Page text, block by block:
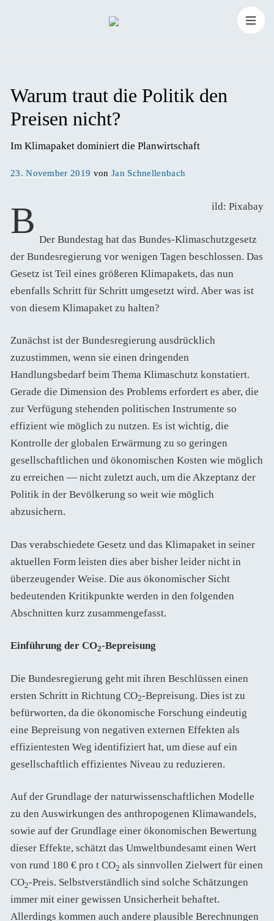
Warum traut die Politik den
Preisen nicht?
Im Klimapaket dominiert die Planwirtschaft
Veröffentlicht
23. November 2019 vonJan Schnellenbach
Bild: Pixabay
Der Bundestag hat das Bundes-Klimaschutzgesetz
der Bundesregierung vor wenigen Tagen beschlossen. Das
Gesetz ist Teil eines größeren Klimapakets, das nun
ebenfalls Schritt für Schritt umgesetzt wird. Aber was ist
von diesem Klimapaket zu halten?
Zunächst ist der Bundesregierung ausdrücklich
zuzustimmen, wenn sie einen dringenden
Handlungsbedarf beim Thema Klimaschutz konstatiert.
Gerade die Dimension des Problems erfordert es aber, die
zur Verfügung stehenden politischen Instrumente so
effizient wie möglich zu nutzen. Es ist wichtig, die
Kontrolle der globalen Erwärmung zu so geringen
gesellschaftlichen und ökonomischen Kosten wie möglich
zu erreichen — nicht zuletzt auch, um die Akzeptanz der
Politik in der Bevölkerung so weit wie möglich
abzusichern.
Das verabschiedete Gesetz und das Klimapaket in seiner
aktuellen Form leisten dies aber bisher leider nicht in
überzeugender Weise. Die aus ökonomischer Sicht
bedeutenden Kritikpunkte werden in den folgenden
Abschnitten kurz zusammengefasst.
Einführung der CO2-Bepreisung
Die Bundesregierung geht mit ihren Beschlüssen einen
ersten Schritt in Richtung CO2-Bepreisung. Dies ist zu
befürworten, da die ökonomische Forschung eindeutig
eine Bepreisung von negativen externen Effekten als
effizientesten Weg identifiziert hat, um diese auf ein
gesellschaftlich effizientes Niveau zu reduzieren.
Auf der Grundlage der naturwissenschaftlichen Modelle
zu den Auswirkungen des anthropogenen Klimawandels,
sowie auf der Grundlage einer ökonomischen Bewertung
dieser Effekte, schätzt das Umweltbundesamt einen Wert
von rund 180 € pro t CO2 als sinnvollen Zielwert für einen
CO2-Preis. Selbstverständlich sind solche Schätzungen
immer mit einer gewissen Unsicherheit behaftet.
Allerdings kommen auch andere plausible Berechnungen